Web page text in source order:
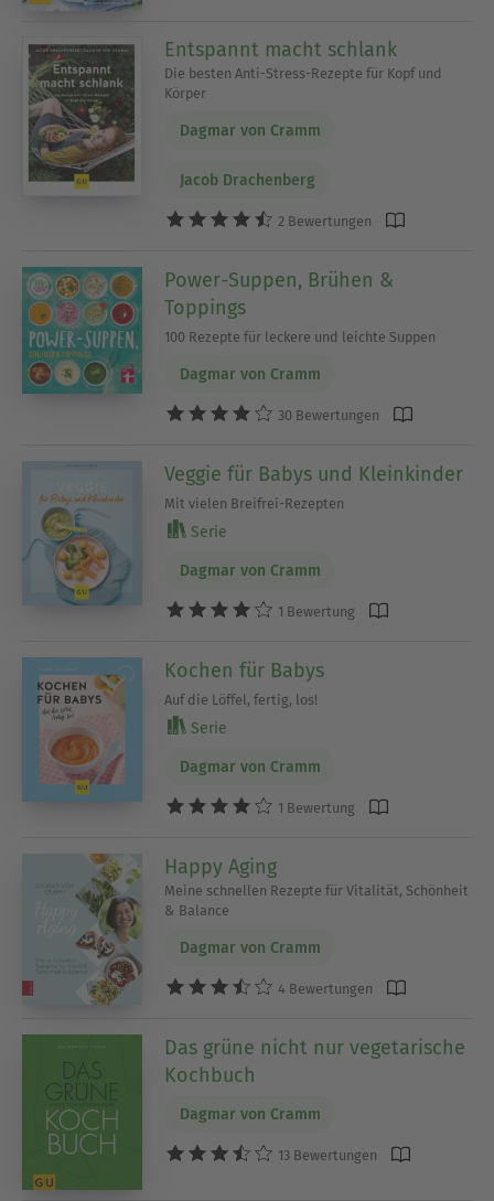
Entspannt macht schlank
Die besten Anti-Stress-Rezepte für Kopf und
Körper
Dagmar von Cramm
Jacob Drachenberg
2 Bewertungen
Power-Suppen, Brühen &
Toppings
100 Rezepte für leckere und leichte Suppen
Dagmar von Cramm
30 Bewertungen
Veggie für Babys und Kleinkinder
Mit vielen Breifrei-Rezepten
Serie
Dagmar von Cramm
1 Bewertung
Kochen für Babys
Auf die Löffel, fertig, los!
Serie
Dagmar von Cramm
1 Bewertung
Happy Aging
Meine schnellen Rezepte für Vitalität, Schönheit
& Balance
Dagmar von Cramm
4 Bewertungen
Das grüne nicht nur vegetarische
Kochbuch
Dagmar von Cramm
13 Bewertungen